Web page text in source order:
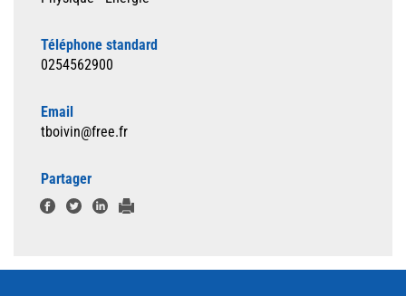
Téléphone standard
0254562900
Email
tboivin@free.fr
Partager